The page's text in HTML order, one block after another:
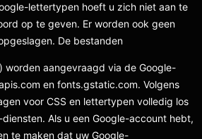
lettertypen hoeft u zich niet aan te
op te geven. Er worden ook geen
De bestanden
worden aangevraagd via de Google-
en fonts.gstatic.com. Volgens
voor CSS en lettertypen volledig los
Als u een Google-account hebt,
te maken dat uw Google-